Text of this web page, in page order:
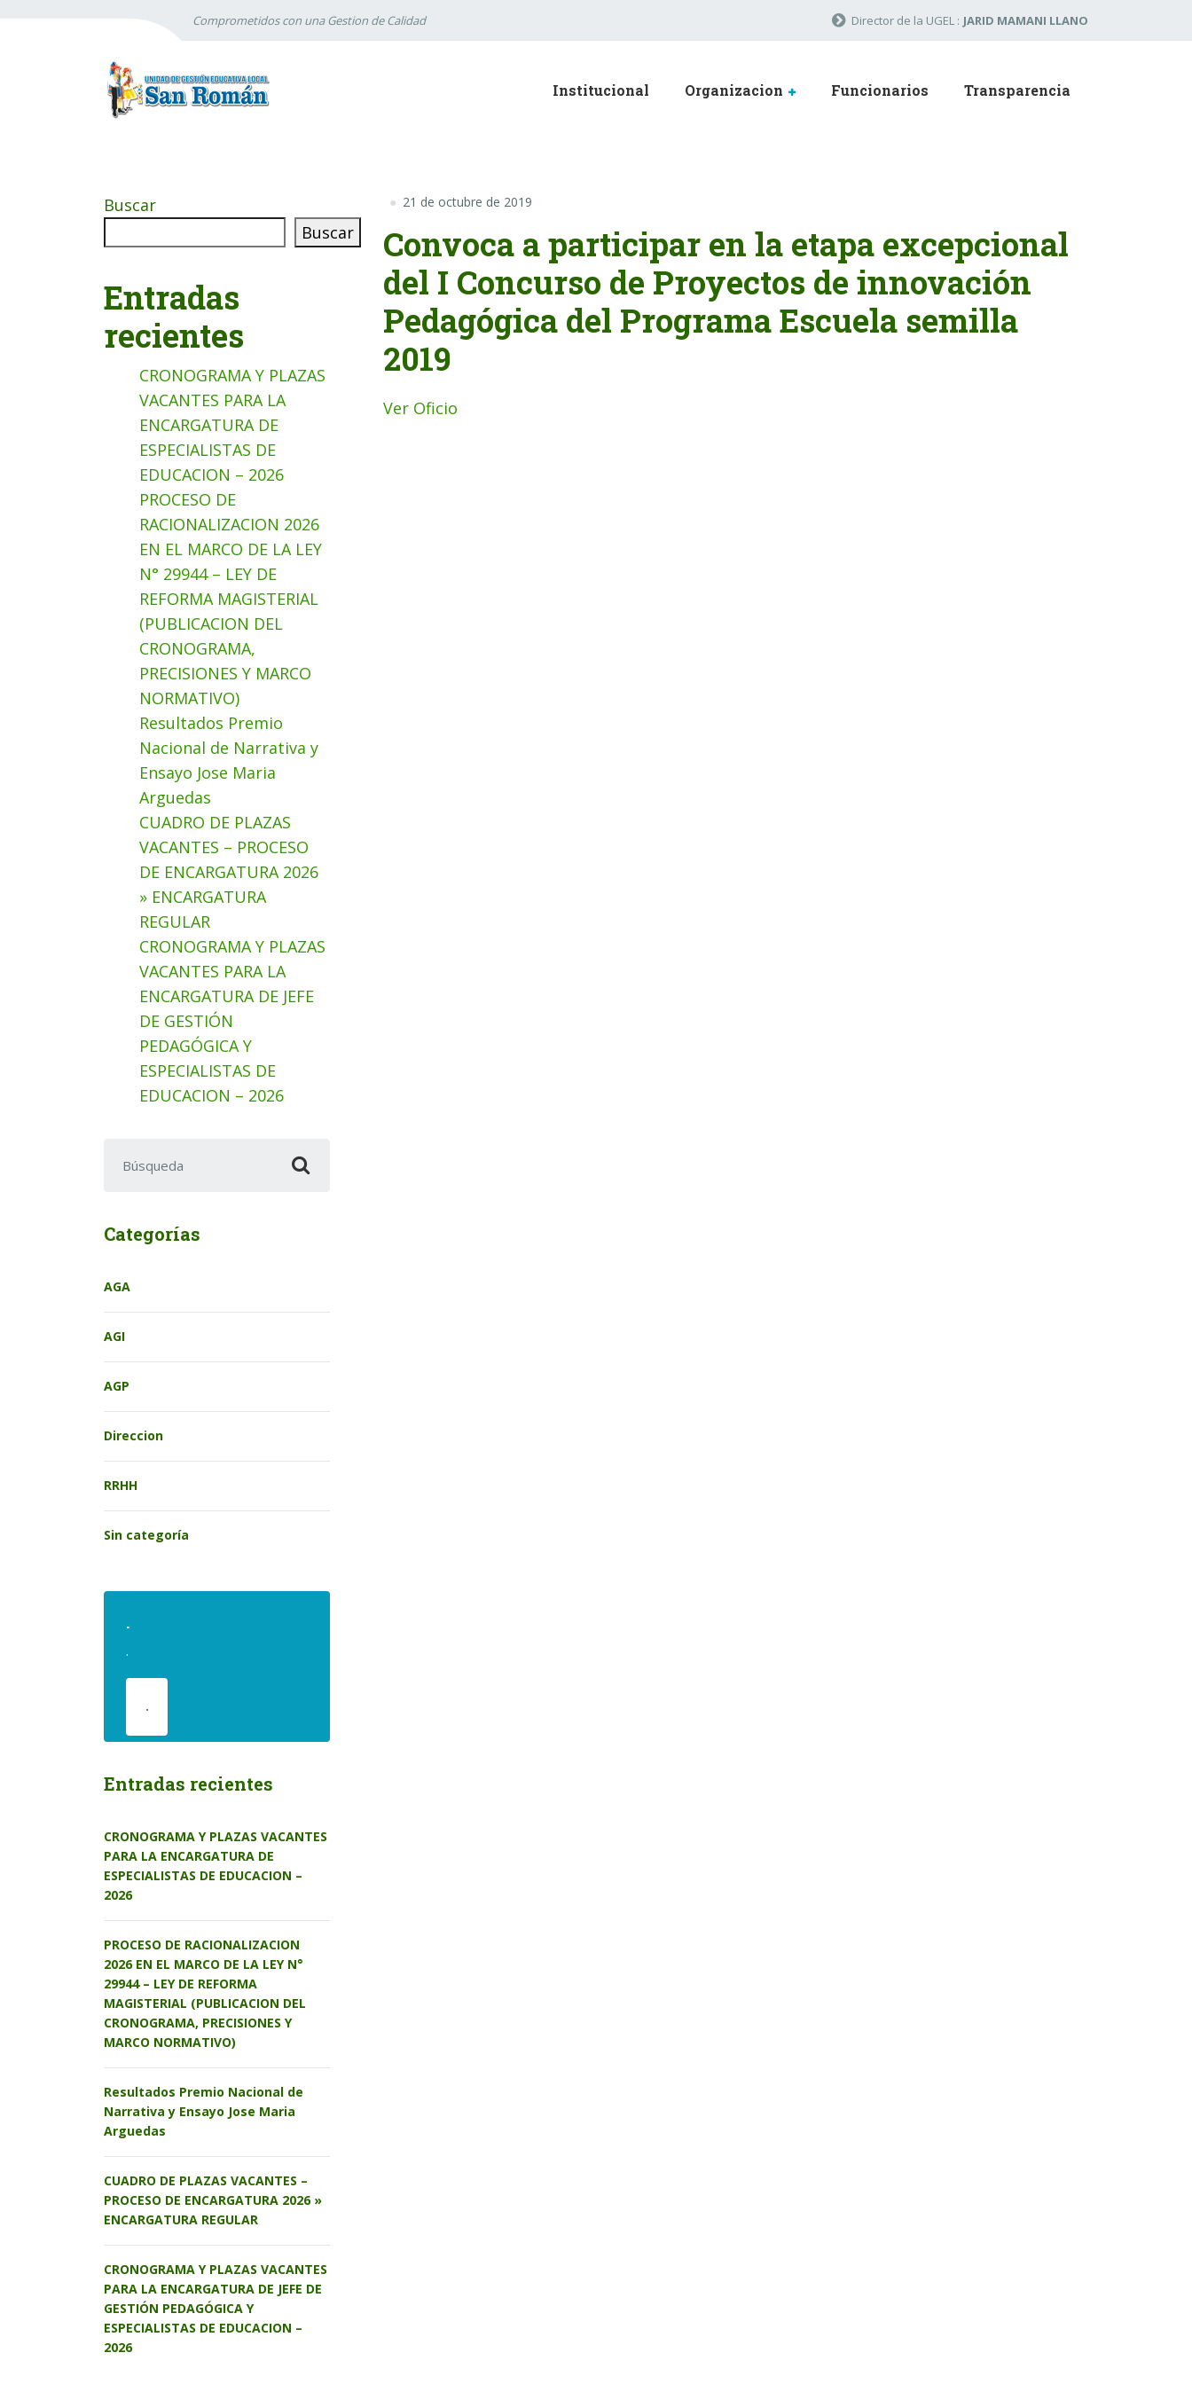
Comprometidos con una Gestion de Calidad Director de la UGEL : JARID MAMANI LLANO
Institucional Organizacion Funcionarios Transparencia
21 de octubre de 2019
Convoca a participar en la etapa excepcional
del I Concurso de Proyectos de innovación
Pedagógica del Programa Escuela semilla
2019
Ver Oficio
Buscar
Buscar
Entradas
recientes
CRONOGRAMA Y PLAZAS
VACANTES PARA LA
ENCARGATURA DE
ESPECIALISTAS DE
EDUCACION – 2026
PROCESO DE
RACIONALIZACION 2026
EN EL MARCO DE LA LEY
N° 29944 – LEY DE
REFORMA MAGISTERIAL
(PUBLICACION DEL
CRONOGRAMA,
PRECISIONES Y MARCO
NORMATIVO)
Resultados Premio
Nacional de Narrativa y
Ensayo Jose Maria
Arguedas
CUADRO DE PLAZAS
VACANTES – PROCESO
DE ENCARGATURA 2026
» ENCARGATURA
REGULAR
CRONOGRAMA Y PLAZAS
VACANTES PARA LA
ENCARGATURA DE JEFE
DE GESTIÓN
PEDAGÓGICA Y
ESPECIALISTAS DE
EDUCACION – 2026
Categorías
AGA
AGI
AGP
Direccion
RRHH
Sin categoría
.
.
.
Entradas recientes
CRONOGRAMA Y PLAZAS VACANTES
PARA LA ENCARGATURA DE
ESPECIALISTAS DE EDUCACION –
2026
PROCESO DE RACIONALIZACION
2026 EN EL MARCO DE LA LEY N°
29944 – LEY DE REFORMA
MAGISTERIAL (PUBLICACION DEL
CRONOGRAMA, PRECISIONES Y
MARCO NORMATIVO)
Resultados Premio Nacional de
Narrativa y Ensayo Jose Maria
Arguedas
CUADRO DE PLAZAS VACANTES –
PROCESO DE ENCARGATURA 2026 »
ENCARGATURA REGULAR
CRONOGRAMA Y PLAZAS VACANTES
PARA LA ENCARGATURA DE JEFE DE
GESTIÓN PEDAGÓGICA Y
ESPECIALISTAS DE EDUCACION –
2026